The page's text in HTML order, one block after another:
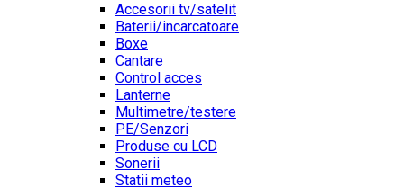
Accesorii tv/satelit
Baterii/incarcatoare
Boxe
Cantare
Control acces
Lanterne
Multimetre/testere
PE/Senzori
Produse cu LCD
Sonerii
Statii meteo